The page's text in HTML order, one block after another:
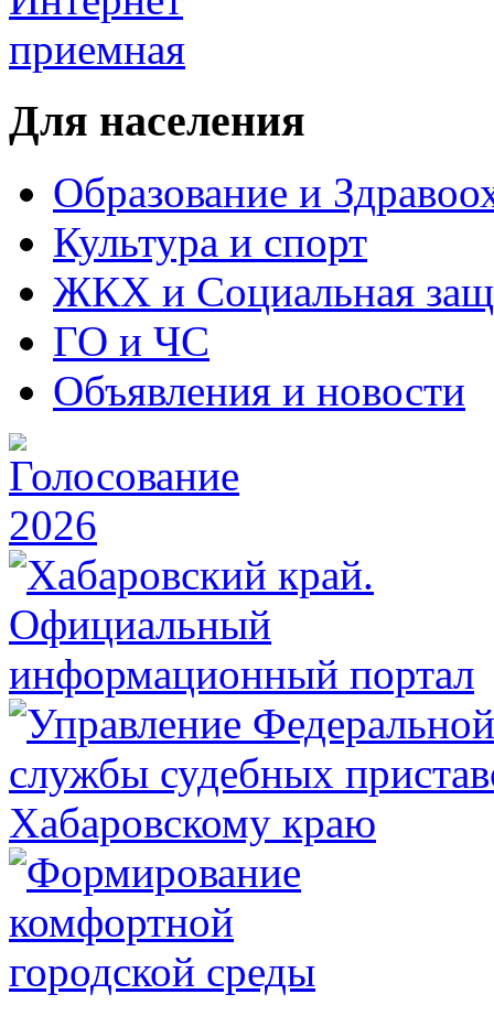
Для населения
Образование и
Культура и спорт
ЖКХ и Социальная
ГО и ЧС
Объявления и новости